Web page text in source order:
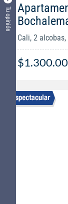
Tu opinión
Cali, 2